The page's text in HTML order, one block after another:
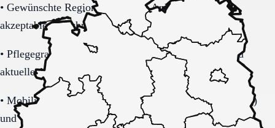
• Gewünschte Region in Sachsen-Anhalt inklusive
akzeptablem Suchradius.
• Pflegegrad-Status (vorhanden, beantragt, unklar) und
aktuelle Alltagsbelastung.
• Mobilität (selbstständig, Rollator, Rollstuhl, bettlägerig)
und Transferbedarf.